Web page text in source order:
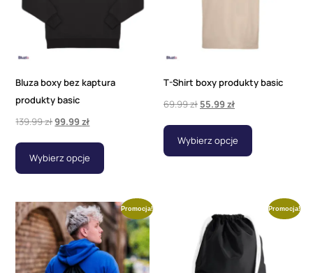
Bluza boxy bez kaptura
produkty basic
139.99zł99.99zł
Wybierz opcje
T-Shirt boxy produkty basic
69.99zł 55.99zł
Wybierz opcje
Promocja! Promocja!